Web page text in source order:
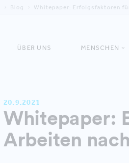
Blog Whitepaper: Erfolgsfaktoren
ÜBER UNS MENSCHEN
20.9.2021
Whitepaper:
Arbeiten